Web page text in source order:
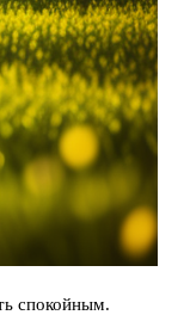
спокойным.